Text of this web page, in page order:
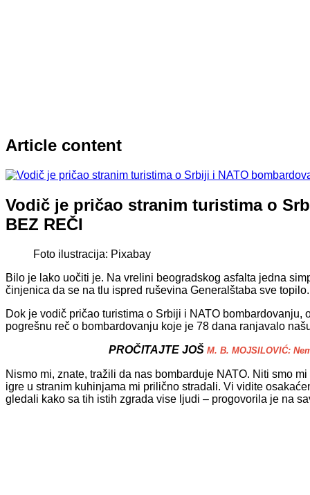
Article content
Vodič je pričao stranim turistima o
BEZ REČI
Foto ilustracija: Pixabay
Bilo je lako uočiti je. Na vrelini beogradskog asfalta jedna
činjenica da se na tlu ispred ruševina Generalštaba sve topilo.
Dok je vodič pričao turistima o Srbiji i NATO
pogrešnu reč o bombardovanju koje je 78 dana ranjavalo
PROČITAJTE JOŠ M. B. MOJSILOVIĆ:
Nismo mi, znate, tražili da nas bombarduje NATO. Niti smo
igre u stranim kuhinjama mi prilično stradali. Vi vidite
gledali kako sa tih istih zgrada vise ljudi – progovorila je na